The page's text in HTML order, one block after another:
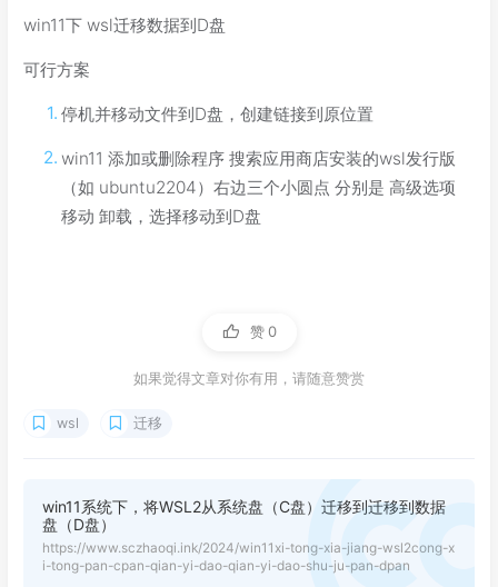
win11下 wsl迁移数据到D盘
可行方案
停机并移动文件到D盘，创建链接到原位置
win11 添加或删除程序 搜索应用商店安装的wsl发行版
（如 ubuntu2204）右边三个小圆点 分别是 高级选项
移动 卸载，选择移动到D盘
赞 0
如果觉得文章对你有用，请随意赞赏
wsl 迁移
win11系统下，将WSL2从系统盘（C盘）迁移到迁移到数据
盘（D盘）
https://www.sczhaoqi.ink/2024/win11xi-tong-xia-jiang-wsl2cong-x
i-tong-pan-cpan-qian-yi-dao-qian-yi-dao-shu-ju-pan-dpan